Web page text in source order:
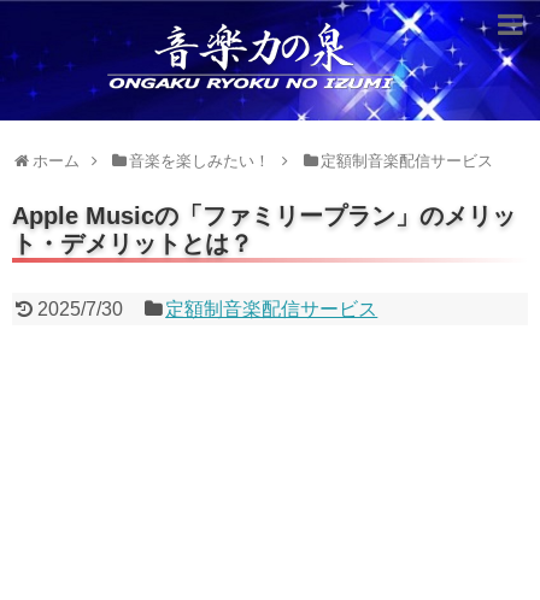
ホーム 音楽を楽しみたい！ 定額制音楽配信サービス
Apple Musicの「ファミリープラン」のメリッ
ト・デメリットとは？
2025/7/30 定額制音楽配信サービス
超役立つ知識／雑学
knowledge
作曲技術
世界一わかりやすい音楽理論